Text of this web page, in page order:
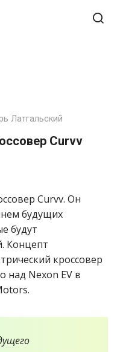
Латгальский
Curvv
Curvv. Он
будущих
будут
Концепт
кроссовер
над Nexon EV в